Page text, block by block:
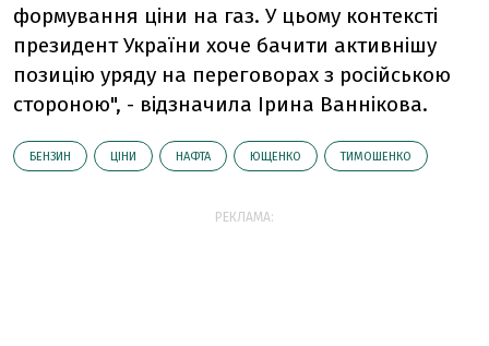
формування ціни на газ. У цьому контексті
президент України хоче бачити активнішу
позицію уряду на переговорах з російською
стороною", - відзначила Ірина Ваннікова.
БЕНЗИН ЦІНИ НАФТА ЮЩЕНКО ТИМОШЕНКО
РЕКЛАМА: